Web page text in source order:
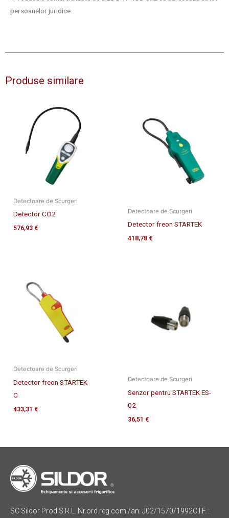
persoanelor juridice.
Produse similare
Detectoare de Scurgeri
Detector CO2
576,93 €
Detectoare de Scurgeri
Detector freon STARTEK
418,78 €
Detectoare de Scurgeri
Detector freon STARTEK-
C
433,31 €
Detectoare de Scurgeri
Senzor pentru STARTEK ES-
02
36,51 €
SC Sildor Prod S.R.L. Nr.ord.reg.com./an: J02/1570/1992C.I.F. :